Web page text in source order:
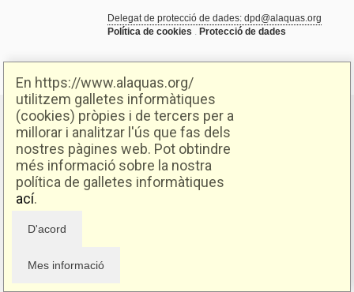
En https://www.alaquas.org/
utilitzem galletes informàtiques
(cookies) pròpies i de tercers per a
millorar i analitzar l'ús que fas dels
nostres pàgines web. Pot obtindre
més informació sobre la nostra
política de galletes informàtiques
ací.
Delegat de protecció de dades: dpd@alaquas.org
Política de cookies . Protecció de dades